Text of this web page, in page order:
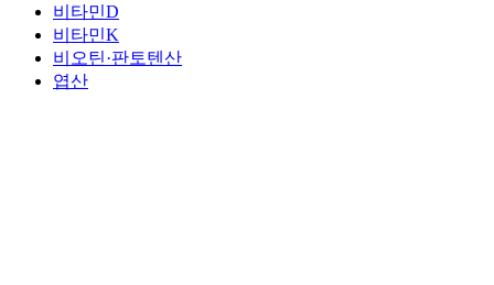
비타민D
비타민K
비오틴·판토텐산
엽산